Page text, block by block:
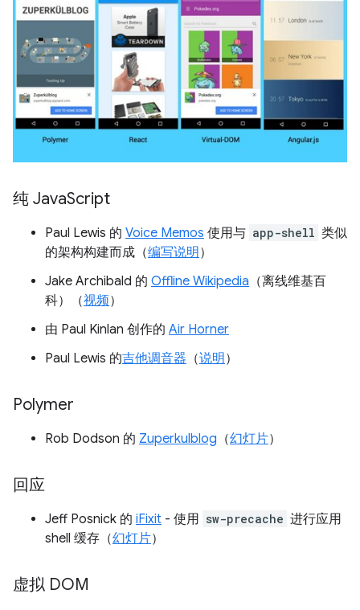
纯 JavaScript
Paul Lewis 的 Voice Memos 使用与 app-shell 类似
的架构构建而成（编写说明 ）
Jake Archibald 的 Offline Wikipedia （离线维基百
科）（视频）
由 Paul Kinlan 创作的 Air Horner
Paul Lewis 的吉他调音器 （说明 ）
Polymer
Rob Dodson 的 Zuperkulblog （幻灯片）
回应
Jeff Posnick 的 iFixit - 使用 sw-precache 进行应用
shell 缓存（幻灯片）
虚拟 DOM